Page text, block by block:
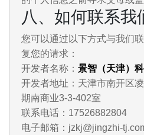
八、如何联系我
您可以通过以下方式与我们
复您的请求：
开发者名称： 景智（天津）
开发者地址：天津市南开区
期南商业3-3-402室
联系电话：17526882804
电子邮箱：jzkj@jingzhi-